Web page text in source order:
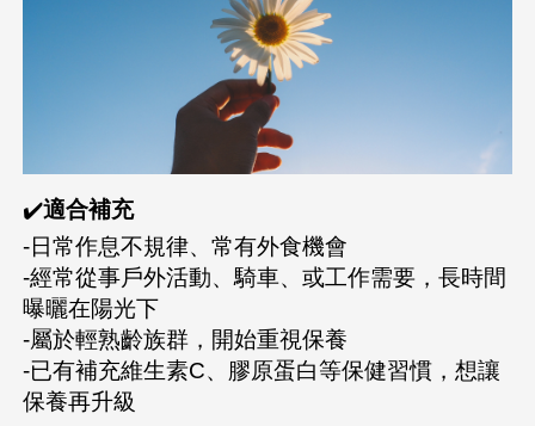
✔️適合補充
-日常作息不規律、常有外食機會
-經常從事戶外活動、騎車、或工作需要，長時間
曝曬在陽光下
-屬於輕熟齡族群，開始重視保養
-已有補充維生素C、膠原蛋白等保健習慣，想讓
保養再升級